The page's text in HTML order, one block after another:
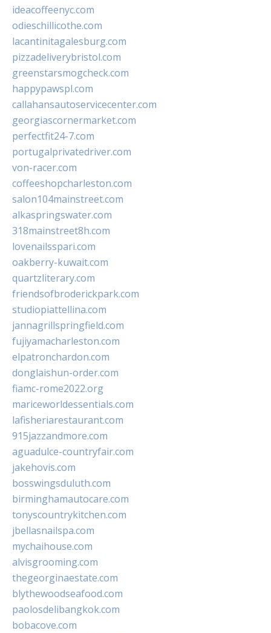
ideacoffeenyc.com
odieschillicothe.com
lacantinitagalesburg.com
pizzadeliverybristol.com
greenstarsmogcheck.com
happypawspl.com
callahansautoservicecenter.com
georgiascornermarket.com
perfectfit24-7.com
portugalprivatedriver.com
von-racer.com
coffeeshopcharleston.com
salon104mainstreet.com
alkaspringswater.com
318mainstreet8h.com
lovenailsspari.com
oakberry-kuwait.com
quartzliterary.com
friendsofbroderickpark.com
studiopiattellina.com
jannagrillspringfield.com
fujiyamacharleston.com
elpatronchardon.com
donglaishun-order.com
fiamc-rome2022.org
mariceworldessentials.com
lafisheriarestaurant.com
915jazzandmore.com
aguadulce-countryfair.com
jakehovis.com
bosswingsduluth.com
birminghamautocare.com
tonyscountrykitchen.com
jbellasnailspa.com
mychaihouse.com
alvisgrooming.com
thegeorginaestate.com
blythewoodseafood.com
paolosdelibangkok.com
bobacove.com